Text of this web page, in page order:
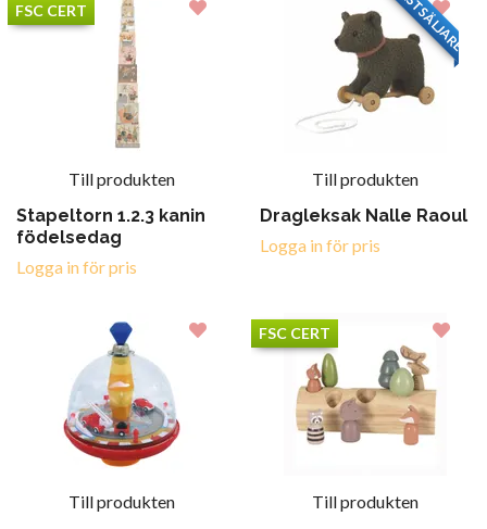
FSC CERT
Till produkten
Stapeltorn 1.2.3 kanin
födelsedag
Logga in för pris
BÄSTSÄLJARE
Till produkten
Dragleksak Nalle Raoul
Logga in för pris
Till produkten
FSC CERT
Till produkten